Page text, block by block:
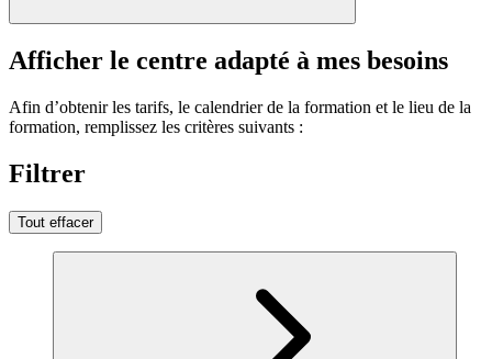
Afficher le centre adapté à mes besoins
Afin d’obtenir les tarifs, le calendrier de la formation et le lieu de la
formation, remplissez les critères suivants :
Filtrer
Tout effacer